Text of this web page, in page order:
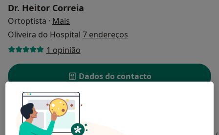
Dr. Heitor Correia
Ortoptista · Mais
Oliveira do Hospital 7 endereços
1 opinião
Dados do contacto
Solicite um atendimento